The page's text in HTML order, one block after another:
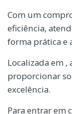
Com um
eficiência,
forma prática e
Localizada em ,
proporcionar
excelência.
Para entrar em